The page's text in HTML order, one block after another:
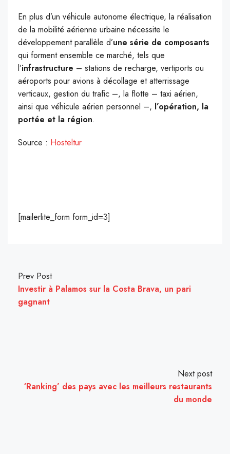
En plus d’un véhicule autonome électrique, la réalisation
de la mobilité aérienne urbaine nécessite le
développement parallèle d’une série de composants
qui forment ensemble ce marché, tels que
l’infrastructure – stations de recharge, vertiports ou
aéroports pour avions à décollage et atterrissage
verticaux, gestion du trafic –, la flotte – taxi aérien,
ainsi que véhicule aérien personnel –, l’opération, la
portée et la région.
Source : Hosteltur
[mailerlite_form form_id=3]
Prev Post
Investir à Palamos sur la Costa Brava, un pari
gagnant
Next post
‘Ranking’ des pays avec les meilleurs restaurants
du monde